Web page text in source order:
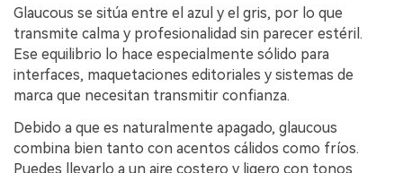
Glaucous se sitúa entre el azul y el gris, por lo que
transmite calma y profesionalidad sin parecer estéril.
Ese equilibrio lo hace especialmente sólido para
interfaces, maquetaciones editoriales y sistemas de
marca que necesitan transmitir confianza.
Debido a que es naturalmente apagado, glaucous
combina bien tanto con acentos cálidos como fríos.
Puedes llevarlo a un aire costero y ligero con tonos